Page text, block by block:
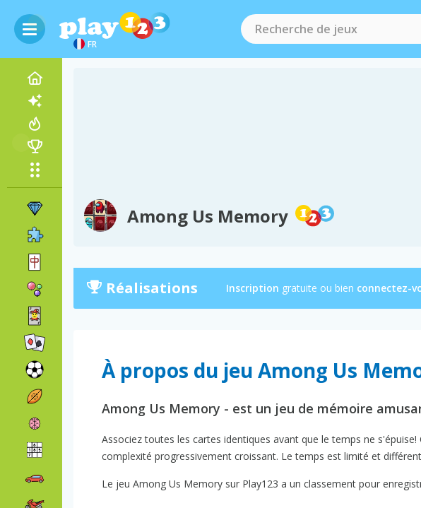
FR
Among Us Memory
Réalisations Inscription gratuite ou bien connectez-
À propos du jeu Among Us
Among Us Memory - est un jeu de mémoire
Associez toutes les cartes identiques avant que le temps ne
complexité progressivement croissant. Le temps est limité et
Le jeu Among Us Memory sur Play123 a un classement pour